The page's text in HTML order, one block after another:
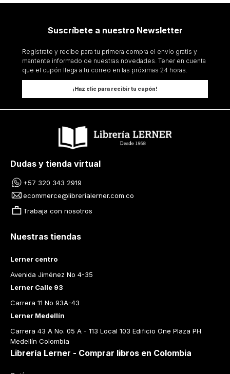
Suscríbete a nuestro Newsletter
Regístrate y recibe para tu primera compra el envío gratis y
mantente informado de nuestras novedades. Tener en cuenta
que el cupón llega a tu correo en las próximas 24 horas.
¡Haz clic para recibir tu cupón!
Dudas y tienda virtual
+57 320 343 2919
ecommerce@librerialerner.com.co
Trabaja con nosotros
Nuestras tiendas
Lerner centro
Avenida Jiménez No 4-35
Lerner Calle 93
Carrera 11 No 93A-43
Lerner Medellín
Carrera 43 A No. 05 A - 113 Local 103 Edificio One Plaza PH
Medellín Colombia
Librería Lerner - Comprar libros en Colombia